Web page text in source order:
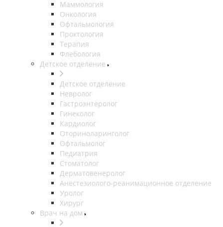
Маммология
Онкология
Офтальмология
Проктология
Терапия
Флебология
Детское отделение
Детское отделение
Невролог
Гастроэнтеролог
Гинеколог
Кардиолог
Оториноларинголог
Офтальмолог
Педиатрия
Стоматолог
Дерматовенеролог
Анестезиолого-реанимационное отделение
Уролог
Хирург
Врач на дом